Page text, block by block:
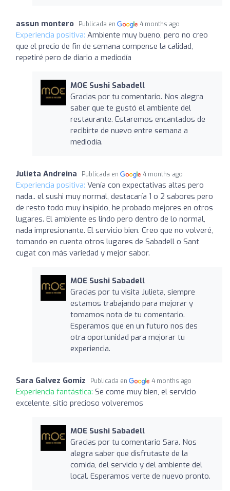
assun montero Publicada en 4 months ago
Experiencia positiva: Ambiente muy bueno, pero no creo
que el precio de fin de semana compense la calidad,
repetiré pero de diario a mediodía
MOE Sushi Sabadell
Gracias por tu comentario. Nos alegra
saber que te gustó el ambiente del
restaurante. Estaremos encantados de
recibirte de nuevo entre semana a
mediodía.
Julieta Andreina Publicada en 4 months ago
Experiencia positiva: Venía con expectativas altas pero
nada.. el sushi muy normal, destacaría 1 o 2 sabores pero
de resto todo muy insípido, he probado mejores en otros
lugares. El ambiente es lindo pero dentro de lo normal,
nada impresionante. El servicio bien. Creo que no volveré,
tomando en cuenta otros lugares de Sabadell o Sant
cugat con más variedad y mejor sabor.
MOE Sushi Sabadell
Gracias por tu visita Julieta, siempre
estamos trabajando para mejorar y
tomamos nota de tu comentario.
Esperamos que en un futuro nos des
otra oportunidad para mejorar tu
experiencia.
Sara Galvez Gomiz Publicada en 4 months ago
Experiencia fantástica: Se come muy bien, el servicio
excelente, sitio precioso volveremos
MOE Sushi Sabadell
Gracias por tu comentario Sara. Nos
alegra saber que disfrutaste de la
comida, del servicio y del ambiente del
local. Esperamos verte de nuevo pronto.